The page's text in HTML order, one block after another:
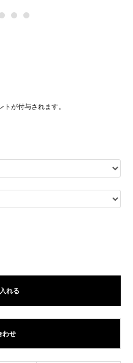
トが付与されます。
れる
わせ